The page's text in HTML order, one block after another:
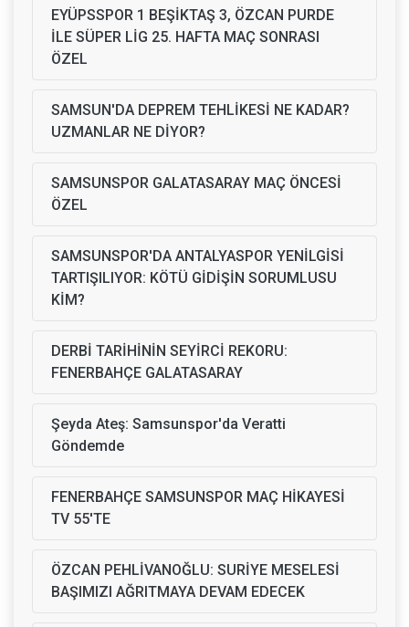
EYÜPSSPOR 1 BEŞİKTAŞ 3, ÖZCAN PURDE
İLE SÜPER LİG 25. HAFTA MAÇ SONRASI
ÖZEL
SAMSUN'DA DEPREM TEHLİKESİ NE KADAR?
UZMANLAR NE DİYOR?
SAMSUNSPOR GALATASARAY MAÇ ÖNCESİ
ÖZEL
SAMSUNSPOR'DA ANTALYASPOR YENİLGİSİ
TARTIŞILIYOR: KÖTÜ GİDİŞİN SORUMLUSU
KİM?
DERBİ TARİHİNİN SEYİRCİ REKORU:
FENERBAHÇE GALATASARAY
Şeyda Ateş: Samsunspor'da Veratti
Göndemde
FENERBAHÇE SAMSUNSPOR MAÇ HİKAYESİ
TV 55'TE
ÖZCAN PEHLİVANOĞLU: SURİYE MESELESİ
BAŞIMIZI AĞRITMAYA DEVAM EDECEK